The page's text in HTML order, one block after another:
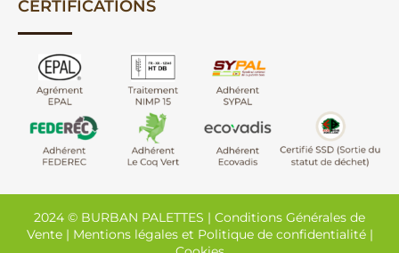
CERTIFICATIONS
2024 © BURBAN PALETTES | Conditions Générales de
Vente| Mentions légales et Politique de confidentialité|